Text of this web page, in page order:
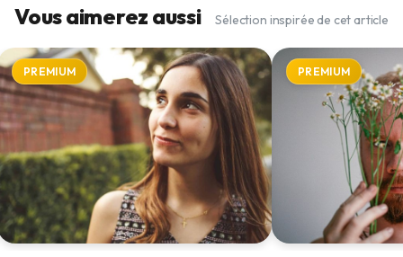
Vous aimerez aussi Sélection inspirée de cet article
PREMIUM PREMIUM